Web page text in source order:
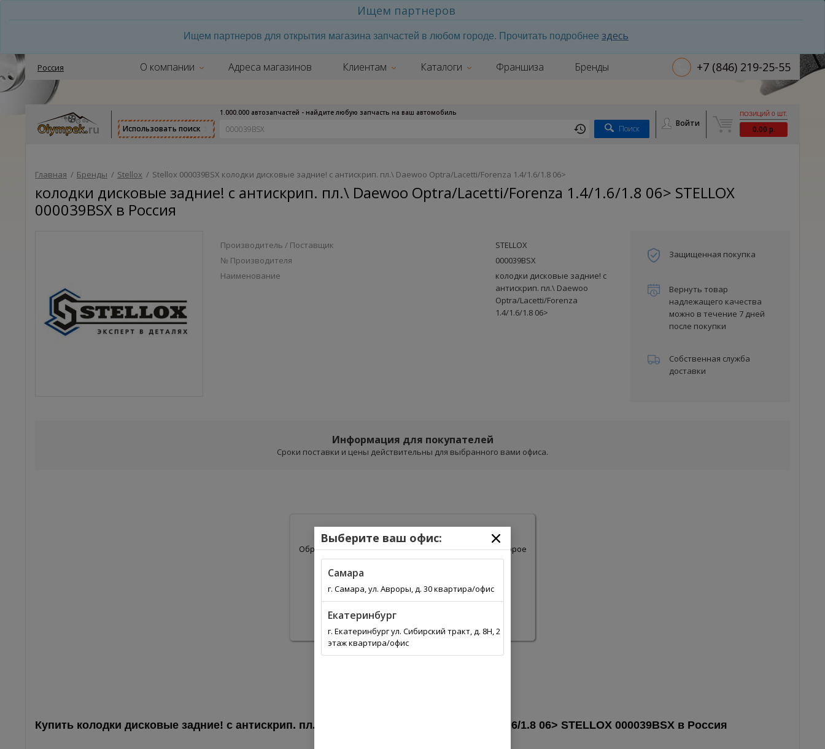
Ищем партнеров
Ищем партнеров для открытия магазина запчастей в любом городе. Прочитать подробнее здесь
Россия О компании Адреса магазинов Клиентам Каталоги Франшиза Бренды +7 (846) 219-25-55
Использовать поиск
1.000.000 автозапчастей - найдите любую запчасть на ваш автомобиль
Поиск
Войти
ПОЗИЦИЙ 0 ШТ.
0.00 р.
Главная / Бренды / Stellox / Stellox 000039BSX колодки дисковые задние! с антискрип. пл.\ Daewoo Optra/Lacetti/Forenza 1.4/1.6/1.8 06>
колодки дисковые задние! с антискрип. пл.\ Daewoo Optra/Lacetti/Forenza 1.4/1.6/1.8 06> STELLOX
000039BSX в Россия
Производитель / Поставщик
STELLOX
№ Производителя
000039BSX
Наименование
колодки дисковые задние! с
антискрип. пл.\ Daewoo
Optra/Lacetti/Forenza
1.4/1.6/1.8 06>
Защищенная покупка
Вернуть товар
надлежащего качества
можно в течение 7 дней
после покупки
Собственная служба
доставки
Информация для покупателей
Сроки поставки и цены действительны для выбранного вами офиса.
Пожалуйста, подождите.
Обработка результатов поиска может занять некоторое
время.
Купить колодки дисковые задние! с антискрип. пл.\ Daewoo Optra/Lacetti/Forenza 1.4/1.6/1.8 06> STELLOX 000039BSX в Россия
Выберите ваш офис:
Самара
г. Самара, ул. Авроры, д. 30 квартира/офис
Екатеринбург
г. Екатеринбург ул. Сибирский тракт, д. 8Н, 2
этаж квартира/офис